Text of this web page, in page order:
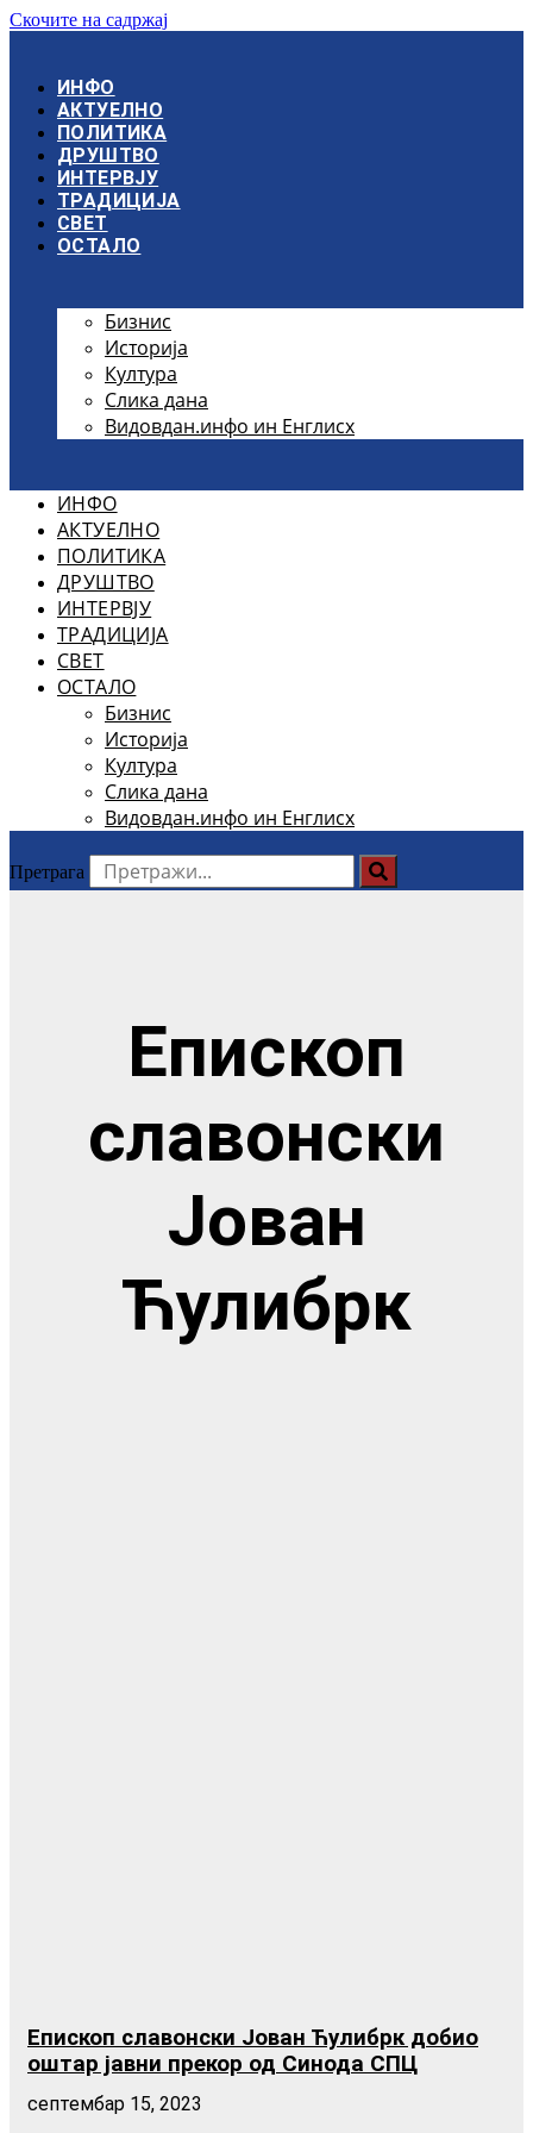
Скочите на садржај
ИНФО
АКТУЕЛНО
ПОЛИТИКА
ДРУШТВО
ИНТЕРВЈУ
ТРАДИЦИЈА
СВЕТ
ОСТАЛО
Бизнис
Историја
Култура
Слика дана
Видовдан.инфо ин Енглисх
ИНФО
АКТУЕЛНО
ПОЛИТИКА
ДРУШТВО
ИНТЕРВЈУ
ТРАДИЦИЈА
СВЕТ
ОСТАЛО
Бизнис
Историја
Култура
Слика дана
Видовдан.инфо ин Енглисх
Претрага
Епископ
славонски
Јован
Ћулибрк
Епископ славонски Јован Ћулибрк добио
оштар јавни прекор од Синода СПЦ
септембар 15, 2023